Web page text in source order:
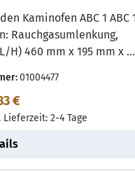
H) 460 mm x 195 mm x 25
01004477
Preis:
€
2-4 Tage